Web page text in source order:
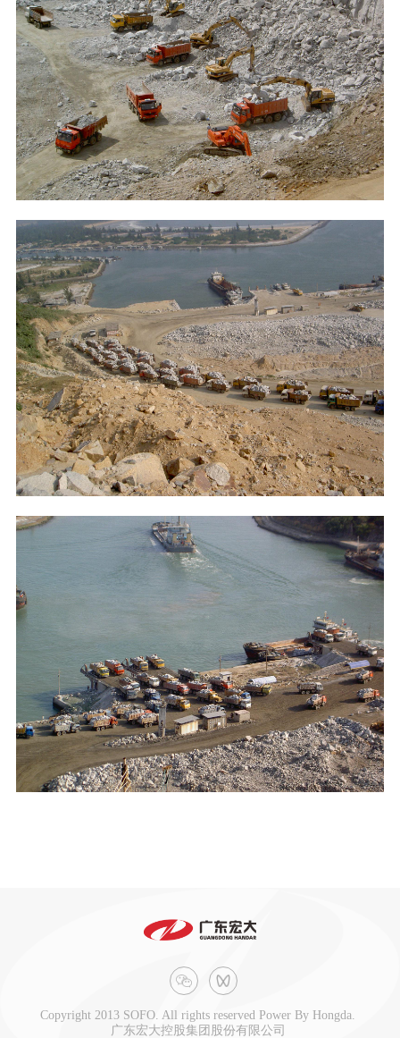
Copyright 2013 SOFO. All rights reserved Power By Hongda.
广东宏大控股集团股份有限公司